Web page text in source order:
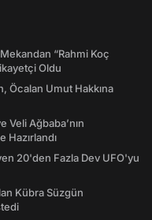
“Rahmi Koç
Oldu
Öcalan Umut Hakkına
Veli Ağbaba’nın
Hazırlandı
20'den Fazla Dev UFO'yu
Kübra Süzgün